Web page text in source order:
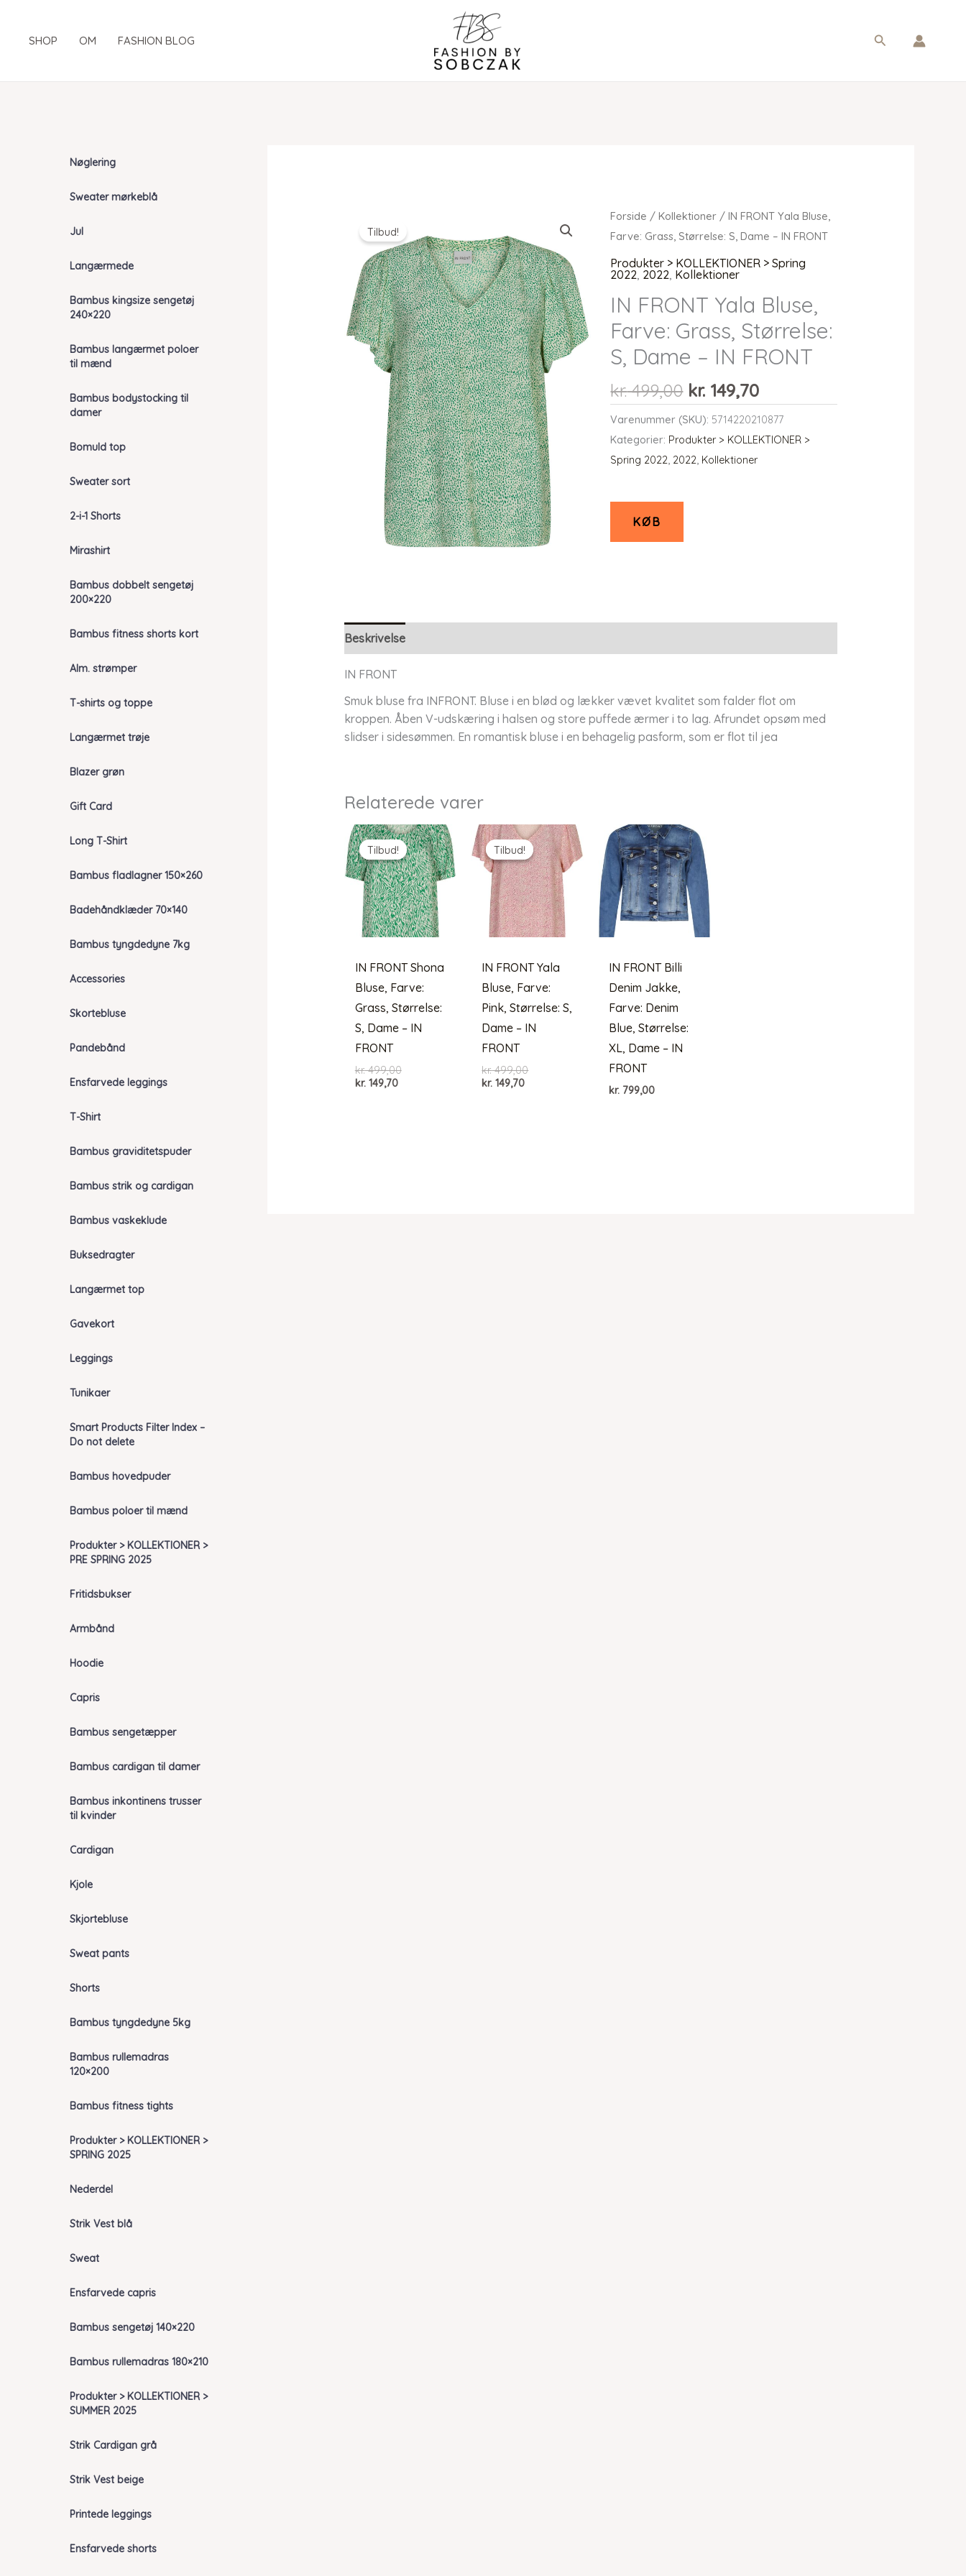
SHOP OM FASHION BLOG Søg
Nøglering
Sweater mørkeblå
Jul
Langærmede
Bambus kingsize sengetøj
240×220
Bambus langærmet poloer
til mænd
Bambus bodystocking til
damer
Bomuld top
Sweater sort
2-i-1 Shorts
Mirashirt
Bambus dobbelt sengetøj
200×220
Bambus fitness shorts kort
Alm. strømper
T-shirts og toppe
Langærmet trøje
Blazer grøn
Gift Card
Long T-Shirt
Bambus fladlagner 150×260
Badehåndklæder 70×140
Bambus tyngdedyne 7kg
Accessories
Skortebluse
Pandebånd
Ensfarvede leggings
T-Shirt
Bambus graviditetspuder
Bambus strik og cardigan
Bambus vaskeklude
Buksedragter
Langærmet top
Gavekort
Leggings
Tunikaer
Smart Products Filter Index –
Do not delete
Bambus hovedpuder
Bambus poloer til mænd
Produkter > KOLLEKTIONER >
PRE SPRING 2025
Fritidsbukser
Armbånd
Hoodie
Capris
Bambus sengetæpper
Bambus cardigan til damer
Bambus inkontinens trusser
til kvinder
Cardigan
Kjole
Skjortebluse
Sweat pants
Shorts
Bambus tyngdedyne 5kg
Bambus rullemadras
120×200
Bambus fitness tights
Produkter > KOLLEKTIONER >
SPRING 2025
Nederdel
Strik Vest blå
Sweat
Ensfarvede capris
Bambus sengetøj 140×220
Bambus rullemadras 180×210
Produkter > KOLLEKTIONER >
SUMMER 2025
Strik Cardigan grå
Strik Vest beige
Printede leggings
Ensfarvede shorts
Tilbud!
Forside /Kollektioner / IN FRONT Yala Bluse,
Farve: Grass, Størrelse: S, Dame – IN FRONT
Produkter > KOLLEKTIONER > Spring
2022, 2022, Kollektioner
IN FRONT Yala Bluse,
Farve: Grass, Størrelse:
S, Dame – IN FRONT
kr.499,00 Den
oprindelige
pris
var:
kr. 499,00.
kr. 149,70Den
aktuelle
pris
er:
Varenummer (SKU): 5714220210877
Kategorier: Produkter > KOLLEKTIONER >
Spring 2022, 2022, Kollektioner
KØB
Beskrivelse
IN FRONT
Smuk bluse fra INFRONT. Bluse i en blød og lækker vævet kvalitet som falder flot om
kroppen. Åben V-udskæring i halsen og store puffede ærmer i to lag. Afrundet opsøm med
slidser i sidesømmen. En romantisk bluse i en behagelig pasform, som er flot til jea
Relaterede varer
Tilbud!
Tilbud!
IN FRONT Shona
Bluse, Farve:
Grass, Størrelse:
S, Dame – IN
FRONT
kr.499,00Den
kr.149,70Den
Tilbud!
Tilbud!
IN FRONT Yala
Bluse, Farve:
Pink, Størrelse: S,
Dame – IN
FRONT
kr.499,00Den
kr. 149,70Den
IN FRONT Billi
Denim Jakke,
Farve: Denim
Blue, Størrelse:
XL, Dame – IN
FRONT
kr. 799,00